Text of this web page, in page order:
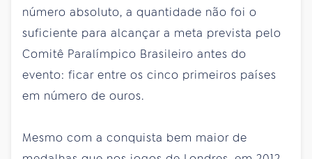
número absoluto, a quantidade não foi o
suficiente para alcançar a meta prevista pelo
Comitê Paralímpico Brasileiro antes do
evento: ficar entre os cinco primeiros países
em número de ouros.
Mesmo com a conquista bem maior de